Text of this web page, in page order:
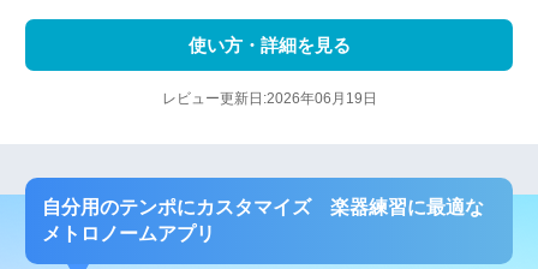
使い方・詳細を見る
レビュー更新日:2026年06月19日
自分用のテンポにカスタマイズ 楽器練習に最適な
メトロノームアプリ